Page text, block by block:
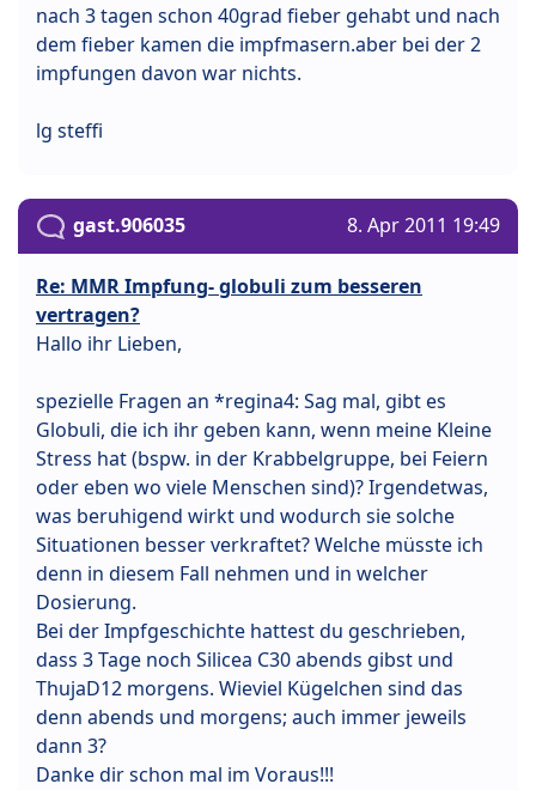
nach 3 tagen schon 40grad fieber gehabt und nach
dem fieber kamen die impfmasern.aber bei der 2
impfungen davon war nichts.
lg steffi
gast.906035 8. Apr 2011 19:49
Re: MMR Impfung- globuli zum besseren
vertragen?
Hallo ihr Lieben,
spezielle Fragen an *regina4: Sag mal, gibt es
Globuli, die ich ihr geben kann, wenn meine Kleine
Stress hat (bspw. in der Krabbelgruppe, bei Feiern
oder eben wo viele Menschen sind)? Irgendetwas,
was beruhigend wirkt und wodurch sie solche
Situationen besser verkraftet? Welche müsste ich
denn in diesem Fall nehmen und in welcher
Dosierung.
Bei der Impfgeschichte hattest du geschrieben,
dass 3 Tage noch Silicea C30 abends gibst und
ThujaD12 morgens. Wieviel Kügelchen sind das
denn abends und morgens; auch immer jeweils
dann 3?
Danke dir schon mal im Voraus!!!